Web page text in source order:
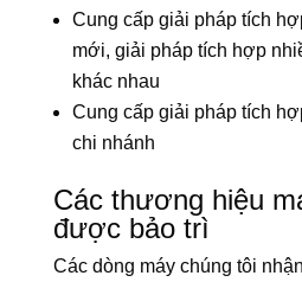
Cung cấp giải pháp tích
mới, giải pháp tích hợp
khác nhau
Cung cấp giải pháp tích
chi nhánh
Các thương hiệu
được bảo trì
Các dòng máy chúng tôi